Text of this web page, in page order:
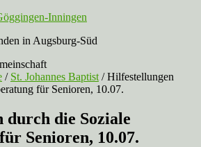
Inningen
in Augsburg-Süd
/ St. Johannes Baptist /Hilfestellungen
für Senioren, 10.07.
durch die Soziale
Senioren, 10.07.